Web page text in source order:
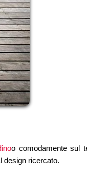
o comodamente sul
design ricercato.